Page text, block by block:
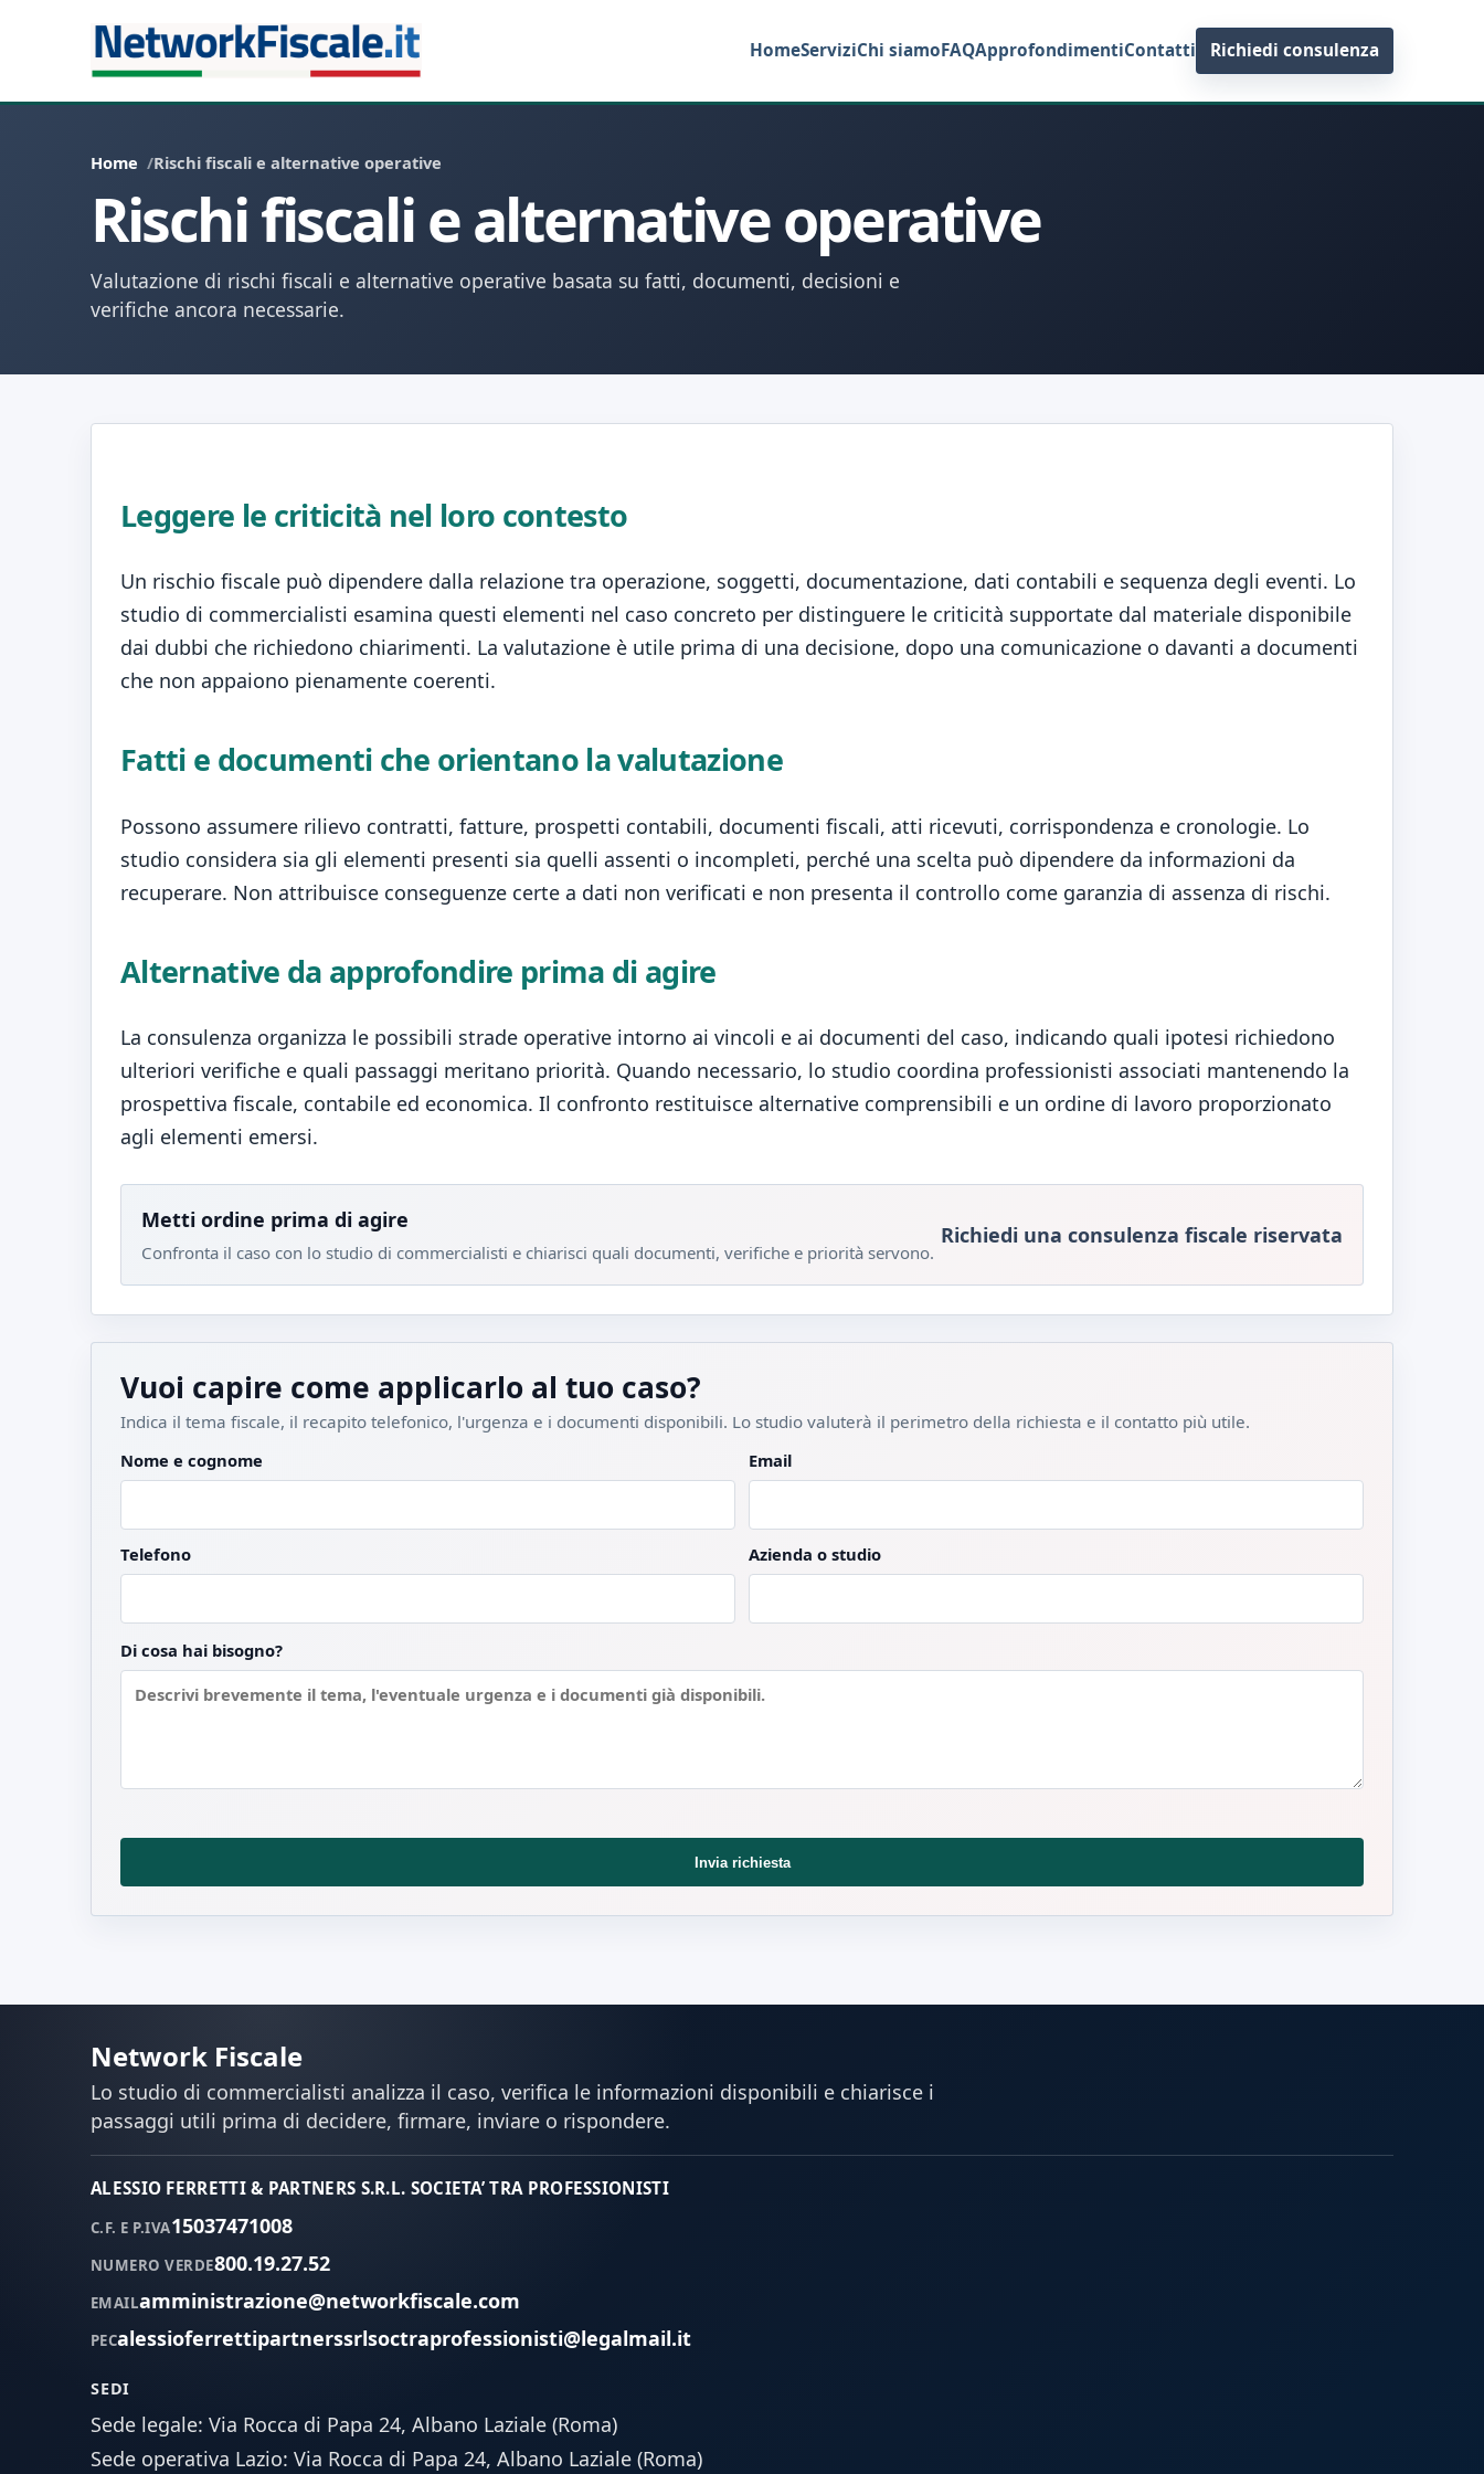
HomeServiziChi siamoFAQApprofondimentiContatti Richiedi consulenza
Home Rischi fiscali e alternative operative
Rischi fiscali e alternative operative
Valutazione di rischi fiscali e alternative operative basata su fatti, documenti, decisioni e
verifiche ancora necessarie.
Leggere le criticità nel loro contesto
Un rischio fiscale può dipendere dalla relazione tra operazione, soggetti, documentazione, dati contabili e sequenza degli eventi. Lo
studio di commercialisti esamina questi elementi nel caso concreto per distinguere le criticità supportate dal materiale disponibile
dai dubbi che richiedono chiarimenti. La valutazione è utile prima di una decisione, dopo una comunicazione o davanti a documenti
che non appaiono pienamente coerenti.
Fatti e documenti che orientano la valutazione
Possono assumere rilievo contratti, fatture, prospetti contabili, documenti fiscali, atti ricevuti, corrispondenza e cronologie. Lo
studio considera sia gli elementi presenti sia quelli assenti o incompleti, perché una scelta può dipendere da informazioni da
recuperare. Non attribuisce conseguenze certe a dati non verificati e non presenta il controllo come garanzia di assenza di rischi.
Alternative da approfondire prima di agire
La consulenza organizza le possibili strade operative intorno ai vincoli e ai documenti del caso, indicando quali ipotesi richiedono
ulteriori verifiche e quali passaggi meritano priorità. Quando necessario, lo studio coordina professionisti associati mantenendo la
prospettiva fiscale, contabile ed economica. Il confronto restituisce alternative comprensibili e un ordine di lavoro proporzionato
agli elementi emersi.
Metti ordine prima di agire
Confronta il caso con lo studio di commercialisti e chiarisci quali documenti, verifiche e priorità servono.
Richiedi una consulenza fiscale riservata
Vuoi capire come applicarlo al tuo caso?
Indica il tema fiscale, il recapito telefonico, l'urgenza e i documenti disponibili. Lo studio valuterà il perimetro della richiesta e il contatto più utile.
Nome e cognome
Email
Telefono Azienda o studio
Di cosa hai bisogno?
Invia richiesta
Network Fiscale
Lo studio di commercialisti analizza il caso, verifica le informazioni disponibili e chiarisce i
passaggi utili prima di decidere, firmare, inviare o rispondere.
ALESSIO FERRETTI & PARTNERS S.R.L. SOCIETA’ TRA PROFESSIONISTI
C.F. E P.IVA15037471008
NUMERO VERDE800.19.27.52
EMAILamministrazione@networkfiscale.com
PECalessioferrettipartnerssrlsoctraprofessionisti@legalmail.it
SEDI
Sede legale: Via Rocca di Papa 24, Albano Laziale (Roma)
Sede operativa Lazio: Via Rocca di Papa 24, Albano Laziale (Roma)